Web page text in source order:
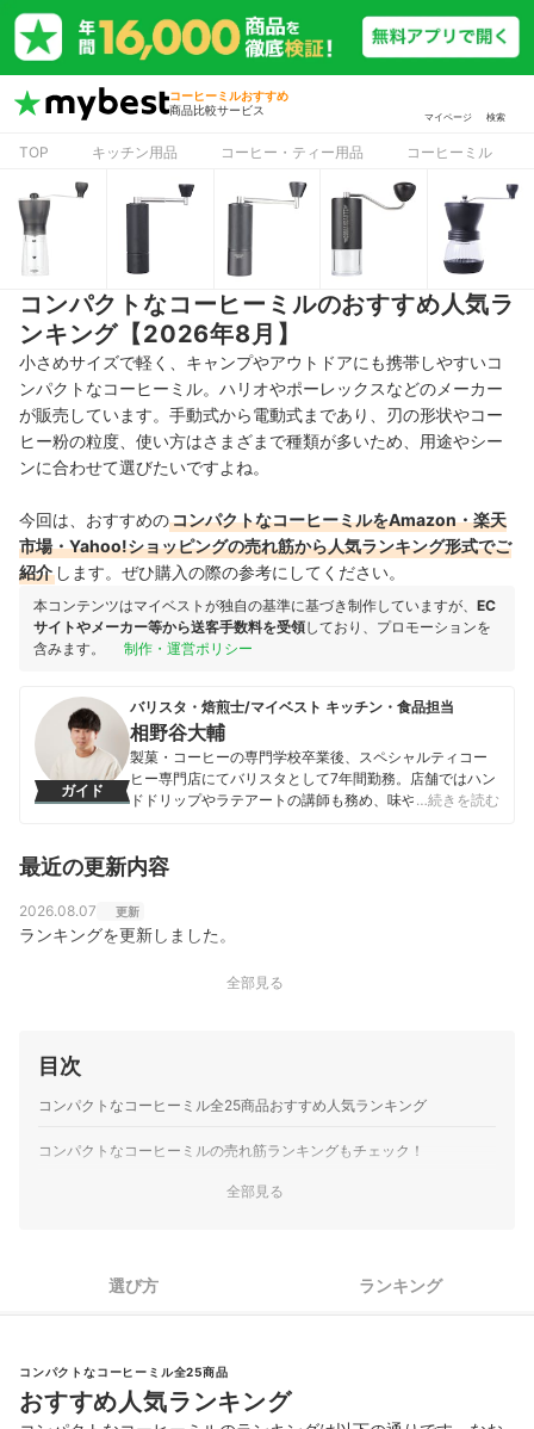
コーヒーミルおすすめ
商品比較サービス
マイページ 検索
TOP キッチン用品 コーヒー・ティー用品 コーヒーミル
コンパクトなコーヒーミルのおすすめ人気ラ
ンキング【2026年8月】
小さめサイズで軽く、キャンプやアウトドアにも携帯しやすいコ
ンパクトなコーヒーミル。ハリオやポーレックスなどのメーカー
が販売しています。手動式から電動式まであり、刃の形状やコー
ヒー粉の粒度、使い方はさまざまで種類が多いため、用途やシー
ンに合わせて選びたいですよね。
今回は、おすすめのコンパクトなコーヒーミルをAmazon・楽天
市場・Yahoo!ショッピングの売れ筋から人気ランキング形式でご
紹介 します。ぜひ購入の際の参考にしてください。
本コンテンツはマイベストが独自の基準に基づき制作していますが、 EC
サイトやメーカー等から送客手数料を受領しており、プロモーションを
含みます。
制作・運営ポリシー
ガイド
バリスタ・焙煎士/マイベスト キッチン・食品担当
相野谷大輔
製菓・コーヒーの専門学校卒業後、スペシャルティコー
ヒー専門店にてバリスタとして7年間勤務。店舗ではハン
ドドリップやラテアートの講師も務め、味や香りへの繊
調理器具やキッチン雑貨、食品・ドリンク、ギフトアイ
ーザーの立場に立って考える」をモットーに、日々の業
務に取り組んでいる。また、焙煎士・バリスタとして現
相野谷大輔のプロフィール
…続きを読む
最近の更新内容
2026.08.07 更新
ランキングを更新しました。
全部見る
目次
コンパクトなコーヒーミル全25商品おすすめ人気ランキング
コンパクトなコーヒーミルの売れ筋ランキングもチェック！
全部見る
選び方 ランキング
コンパクトなコーヒーミル全25商品
おすすめ人気ランキング